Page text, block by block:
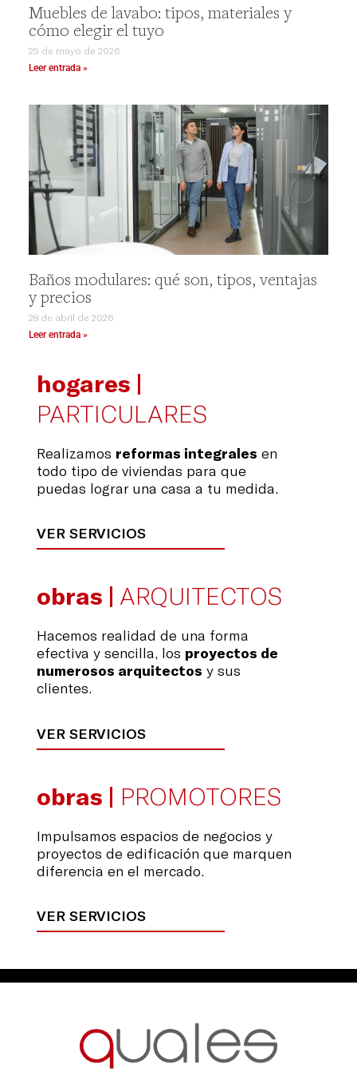
Muebles de lavabo: tipos, materiales y
cómo elegir el tuyo
29 de mayo de 2026
Leer entrada »
Baños modulares: qué son, tipos, ventajas
y precios
28 de abril de 2026
Leer entrada »
hogares |
PARTICULARES
Realizamos reformas integrales en
todo tipo de viviendas para que
puedas lograr una casa a tu medida.
VER SERVICIOS
obras | ARQUITECTOS
Hacemos realidad de una forma
efectiva y sencilla, los proyectos de
numerosos arquitectos y sus
clientes.
VER SERVICIOS
obras | PROMOTORES
Impulsamos espacios de negocios y
proyectos de edificación que marquen
diferencia en el mercado.
VER SERVICIOS